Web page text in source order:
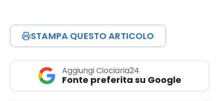
STAMPA QUESTO ARTICOLO
Aggiungi Ciociaria24
Fonte preferita su Google